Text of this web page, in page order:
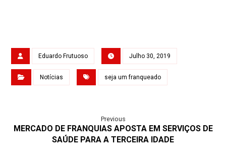
Eduardo Frutuoso Julho 30, 2019
Notícias seja um franqueado
Previous
MERCADO DE FRANQUIAS APOSTA EM SERVIÇOS DE
SAÚDE PARA A TERCEIRA IDADE